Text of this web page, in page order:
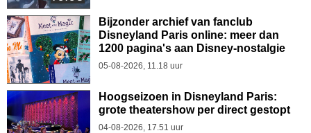
Bijzonder archief van fanclub
Disneyland Paris online: meer dan
1200 pagina's aan Disney-nostalgie
05-08-2026, 11.18 uur
Hoogseizoen in Disneyland Paris:
grote theatershow per direct gestopt
04-08-2026, 17.51 uur